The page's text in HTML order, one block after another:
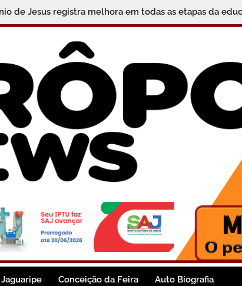
de Jesus registra melhora em todas as etapas da
Jaguaripe Conceição da Feira Auto Biografia